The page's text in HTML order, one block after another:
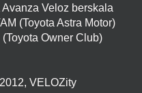
Veloz berskala
(Toyota Astra Motor)
Owner Club)
VELOZity